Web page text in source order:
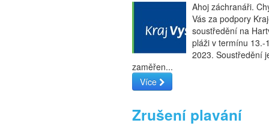
Ahoj záchranáři.
Vás za podpory
soustředění na
pláži v termínu 13.-
2023. Soustředění
zaměřen...
Více
Zrušení plavání